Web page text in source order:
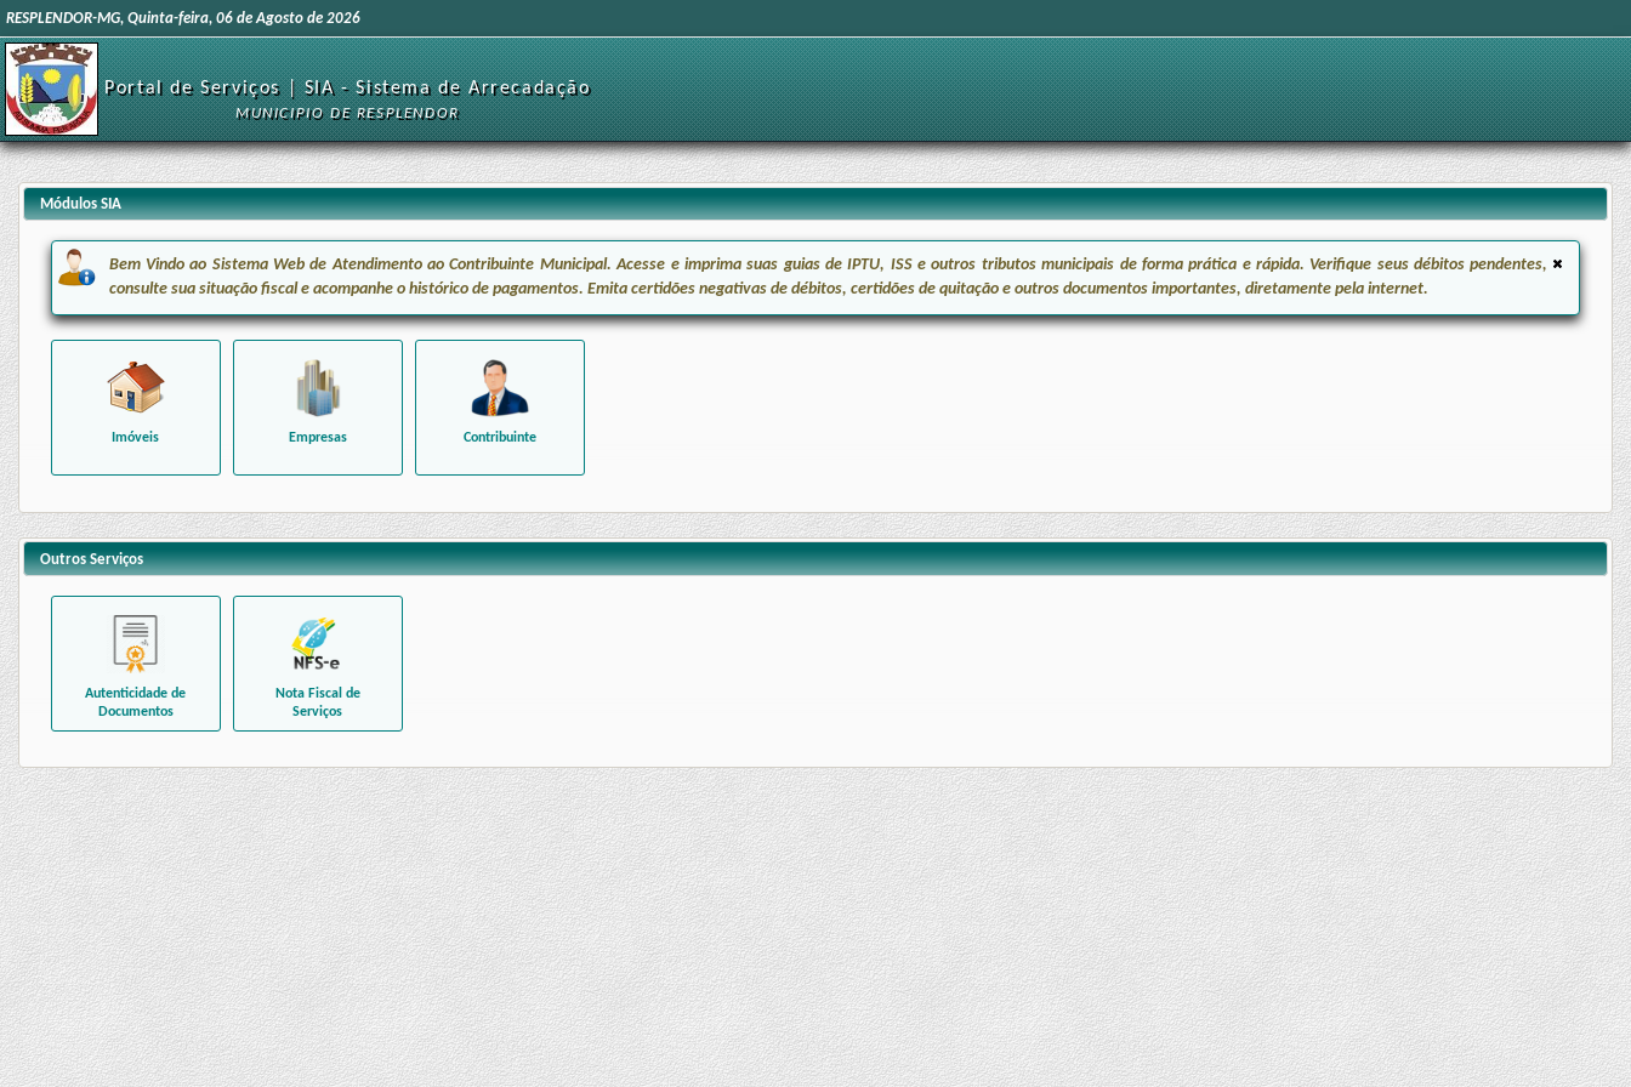
RESPLENDOR-MG, Quinta-feira, 06 de Agosto de 2026
Portal de Serviços | SIA - Sistema de Arrecadação
MUNICIPIO DE RESPLENDOR
Módulos SIA
Bem Vindo ao Sistema Web de Atendimento ao Contribuinte Municipal. Acesse e imprima suas guias de IPTU, ISS e outros tributos municipais de forma prática e rápida. Verifique seus débitos pendentes,
consulte sua situação fiscal e acompanhe o histórico de pagamentos. Emita certidões negativas de débitos, certidões de quitação e outros documentos importantes, diretamente pela internet.
Imóveis Empresas Contribuinte
Outros Serviços
Autenticidade de
Documentos
Nota Fiscal de
Serviços